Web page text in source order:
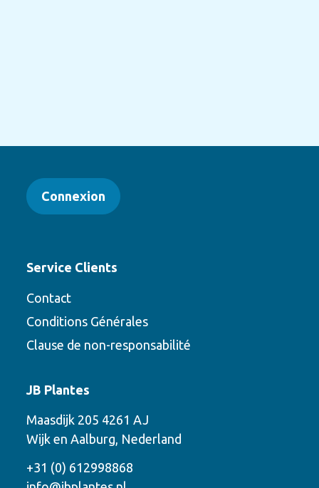
options suivantes
Connexion
Service Clients
Contact
Conditions Générales
Clause de non-responsabilité
JB Plantes
Maasdijk 205 4261 AJ
Wijk en Aalburg, Nederland
+31 (0) 612998868